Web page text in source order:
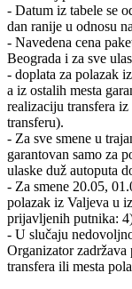
- Datum iz tabele se
dan ranije u odnosu
- Navedena cena
Beograda i za sve
- doplata za polazak
a iz ostalih mesta
realizaciju transfera
transferu).
- Za sve smene u
garantovan samo za
ulaske duž autoputa
- Za smene 20.05,
polazak iz Valjeva u
prijavljenih putnika:
- U slučaju
Organizator
transfera ili mesta